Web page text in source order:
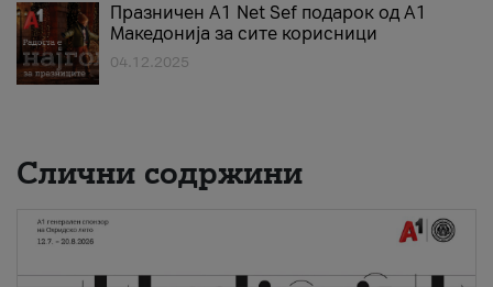
Празничен A1 Net Sеf подарок од А1
Македонија за сите корисници
04.12.2025
Слични содржини